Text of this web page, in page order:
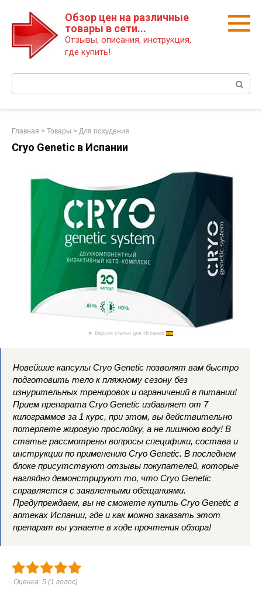
Обзор цен на различные
товары в сети...
Отзывы, описания, инструкция,
где купить!
Главная > Товары > Для похудения
Cryo Genetic в Испании
Версия статьи для Испании
Новейшие капсулы Cryo Genetic позволят вам быстро
подготовить тело к пляжному сезону без
изнурительных тренировок и ограничений в питании!
Прием препарата Cryo Genetic избавляет от 7
килограммов за 1 курс, при этом, вы действительно
потеряете жировую прослойку, а не лишнюю воду! В
статье рассмотрены вопросы специфики, состава и
инструкции по применению Cryo Genetic. В последнем
блоке присутствуют отзывы покупателей, которые
наглядно демонстрируют то, что Cryo Genetic
справляется с заявленными обещаниями.
Предупреждаем, вы не сможете купить Cryo Genetic в
аптеках Испании, где и как можно заказать этот
препарат вы узнаете в ходе прочтения обзора!
Оценка: 5 (1 голос)